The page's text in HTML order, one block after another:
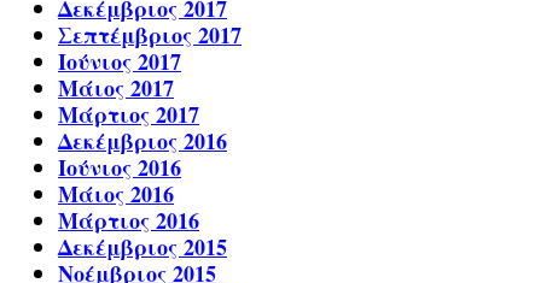
Δεκέμβριος 2017
Σεπτέμβριος 2017
Ιούνιος 2017
Μάιος 2017
Μάρτιος 2017
Δεκέμβριος 2016
Ιούνιος 2016
Μάιος 2016
Μάρτιος 2016
Δεκέμβριος 2015
Νοέμβριος 2015